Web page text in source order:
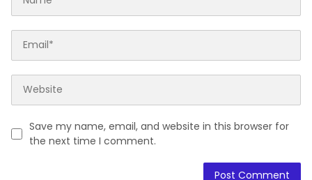
Save my name, email, and website in this browser for
the next time I comment.